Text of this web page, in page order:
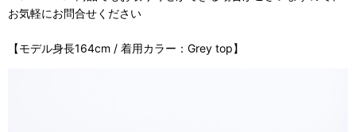
お気軽にお問合せください
【モデル身長164cm / 着用カラー：Grey top】